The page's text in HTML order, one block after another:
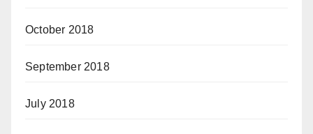
October 2018
September 2018
July 2018